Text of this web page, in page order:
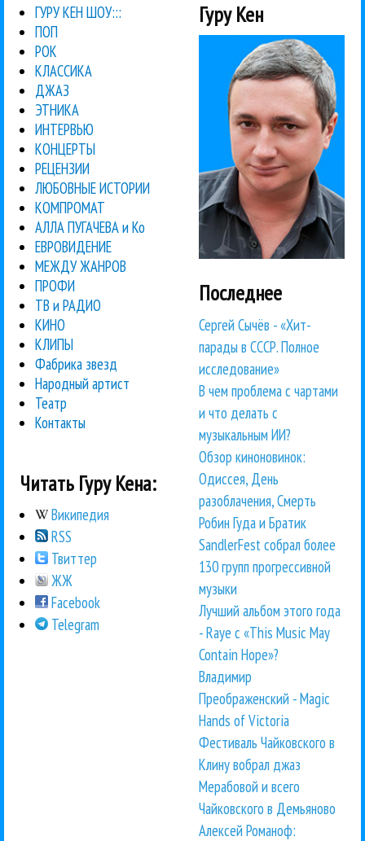
ГУРУ КЕН ШОУ:::
ПОП
РОК
КЛАССИКА
ДЖАЗ
ЭТНИКА
ИНТЕРВЬЮ
КОНЦЕРТЫ
РЕЦЕНЗИИ
ЛЮБОВНЫЕ ИСТОРИИ
КОМПРОМАТ
АЛЛА ПУГАЧЕВА и Ко
ЕВРОВИДЕНИЕ
МЕЖДУ ЖАНРОВ
ПРОФИ
ТВ и РАДИО
КИНО
КЛИПЫ
Фабрика звезд
Народный артист
Театр
Контакты
Читать Гуру Кена:
Википедия
RSS
Твиттер
ЖЖ
Facebook
Telegram
Гуру Кен
Последнее
Сергей Сычёв - «Хит-
парады в СССР. Полное
исследование»
В чем проблема с чартами
и что делать с
музыкальным ИИ?
Обзор киноновинок:
Одиссея, День
разоблачения, Смерть
Робин Гуда и Братик
SandlerFest собрал более
130 групп прогрессивной
музыки
Лучший альбом этого года
- Raye с «This Music May
Contain Hope»?
Владимир
Преображенский - Magic
Hands of Victoria
Фестиваль Чайковского в
Клину вобрал джаз
Мерабовой и всего
Чайковского в Демьяново
Алексей Романоф: